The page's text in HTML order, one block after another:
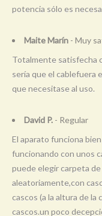
potencia sólo es
Maite Marín - Muy
Totalmente satisfecha
sería que el cablefuera
que necesitase al uso.
David P. - Regular
El aparato funciona
funcionando con unos
puede elegir carpeta
aleatoriamente,con
cascos (a la altura de la
cascos.un poco